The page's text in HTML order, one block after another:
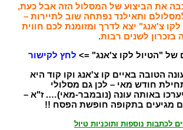
את הביצוע של המסלול הזה אבל כעת,
ותאילנד נפתחה שוב לתיירות –
צ'אנג" יצא לדרך ומזומנת לכם חווית
לשנים רבות.
של "הטיול לקו צ'אנג" => לחץ לקישור
הטובה באיים קו צ'אנג וקו קוד היא
חודש מאי – לכן גם מסלולי
באותה עונה (נובמבר-מאי)…. ז"א –
מגיעים בתקופה חופשת הפסח !!
לכתבות נוספות ותוכניות טיול